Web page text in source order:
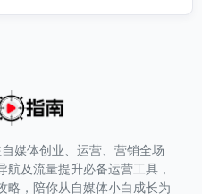
媒体创业、运营、营销全场
及流量提升必备运营工具，
略，陪你从自媒体小白成长为